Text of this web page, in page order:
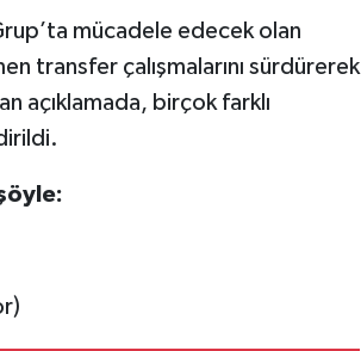
mücadele edecek olan
transfer çalışmalarını sürdürerek
açıklamada, birçok farklı